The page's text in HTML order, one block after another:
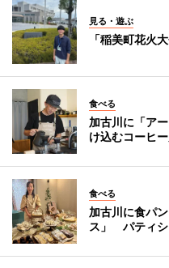
見る・遊ぶ
「稲美町花火
食べる
加古川に「ア
け込むコーヒ
食べる
加古川に食パ
ス」 パティシ